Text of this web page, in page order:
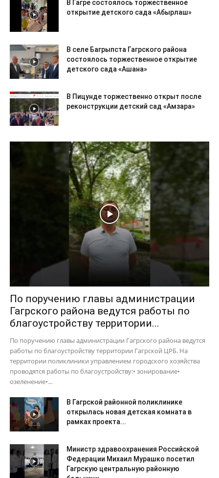
В Гагре состоялось торжественное
открытие детского сада «Абырлаш»
В селе Багрыпста Гагрского района
состоялось торжественное открытие
детского сада «Ашана»
В Пицунде торжественно открыт после
реконструкции детский сад «Амзара»
По поручению главы администрации
Гагрского района ведутся работы по
благоустройству территории...
По поручению главы администрации Гагрского района ведутся
работы по благоустройству территории Гагрской ЦРБ. На
территории поликлиники управлением городского хозяйства
проводятся работы по благоустройству:• зонирование•
озеленение•...
В Гагрской районной поликлинике
открылась новая детская комната в
рамках проекта...
Министр здравоохранения Российской
Федерации Михаил Мурашко посетил
Гагрскую центральную районную